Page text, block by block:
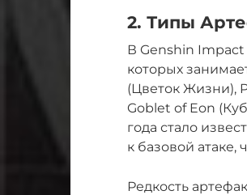
2. Типы
В Genshin Impact
которых
(Цветок Жизни),
Goblet of Eon
года стало
к базовой атаке,
Редкость